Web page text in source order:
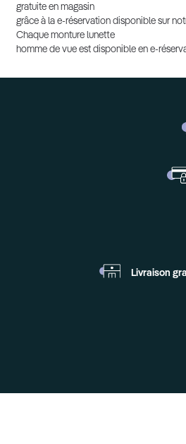
gratuite en magasin
grâce à la e-réservation disponible sur
Chaque monture lunette
homme de vue est disponible en e-
Livraison